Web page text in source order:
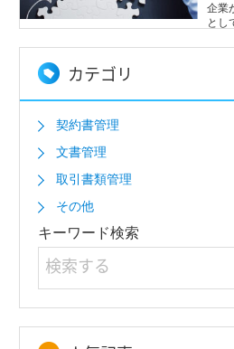
企業
とし
ませ
カテゴリ
契約書管理
文書管理
取引書類管理
その他
キーワード検索